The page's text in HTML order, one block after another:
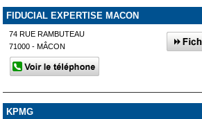
FIDUCIAL EXPERTISE MACON
74 RUE RAMBUTEAU
71000 - MÂCON
KPMG